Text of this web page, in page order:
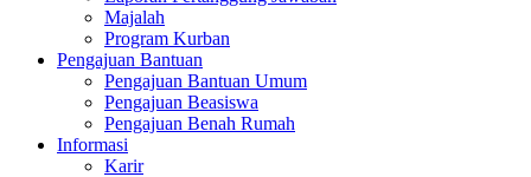
Majalah
Program Kurban
Pengajuan Bantuan
Pengajuan Bantuan Umum
Pengajuan Beasiswa
Pengajuan Benah Rumah
Informasi
Karir